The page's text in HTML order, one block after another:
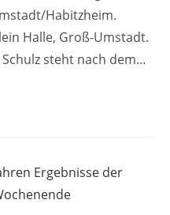
Habitzheim.
Halle, Groß-Umstadt.
steht nach dem…